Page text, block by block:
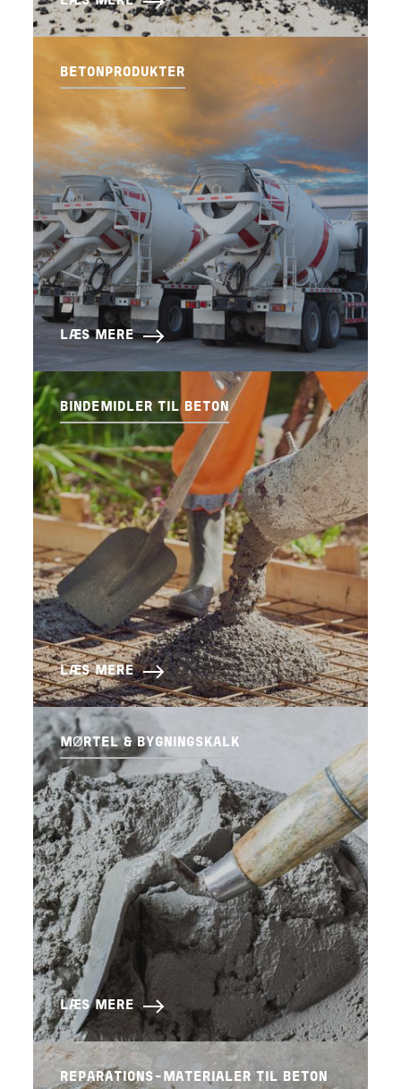
BETONPRODUKTER
LÆS MERE
BINDEMIDLER TIL BETON
LÆS MERE
MØRTEL & BYGNINGSKALK
LÆS MERE
REPARATIONS-MATERIALER TIL BETON